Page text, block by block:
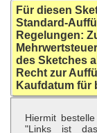
Für diesen
Standard-
Regelungen:
des Sketches
Recht zur
Kaufdatum für
Hiermit
"Links ist